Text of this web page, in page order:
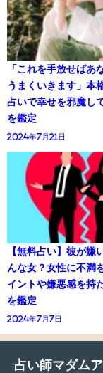
「これを手放せばあ
うまくいきます」本
占いで幸せを邪魔し
を鑑定
2024年7月21日
【無料占い】彼が嫌
んな女？女性に不満
イントや嫌悪感を持
を鑑定
2024年7月7日
占い師マダム